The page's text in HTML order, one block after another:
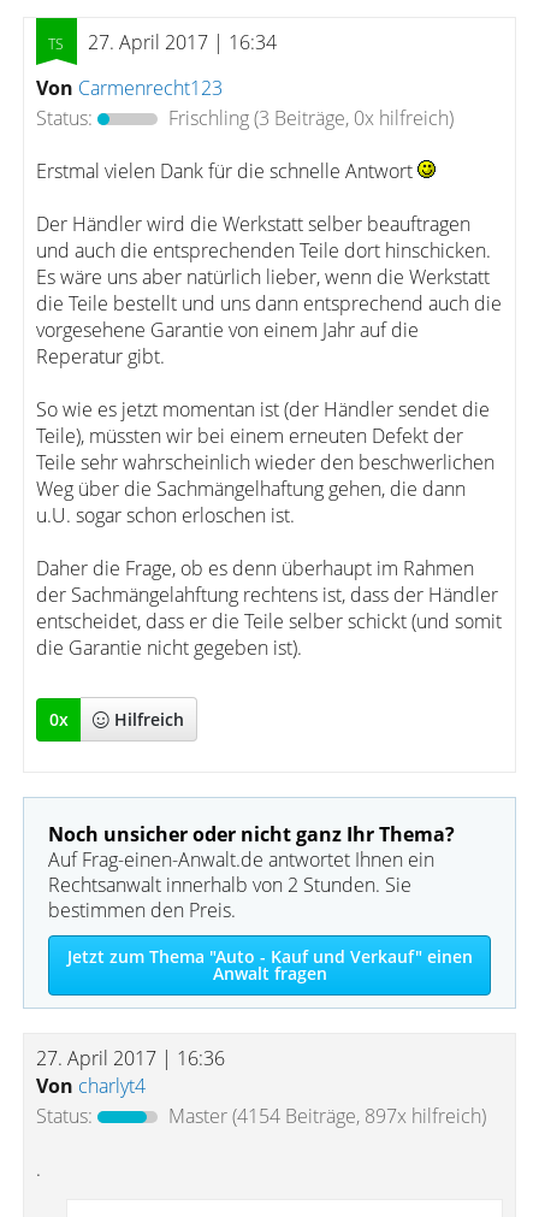
27. April 2017 | 16:34
Von Carmenrecht123
Status:
Frischling(3 Beiträge, 0x hilfreich)
Erstmal vielen Dank für die schnelle Antwort
Der Händler wird die Werkstatt selber beauftragen
und auch die entsprechenden Teile dort hinschicken.
Es wäre uns aber natürlich lieber, wenn die Werkstatt
die Teile bestellt und uns dann entsprechend auch die
vorgesehene Garantie von einem Jahr auf die
Reperatur gibt.
So wie es jetzt momentan ist (der Händler sendet die
Teile), müssten wir bei einem erneuten Defekt der
Teile sehr wahrscheinlich wieder den beschwerlichen
Weg über die Sachmängelhaftung gehen, die dann
u.U. sogar schon erloschen ist.
Daher die Frage, ob es denn überhaupt im Rahmen
der Sachmängelahftung rechtens ist, dass der Händler
entscheidet, dass er die Teile selber schickt (und somit
die Garantie nicht gegeben ist).
0x Hilfreich
Noch unsicher oder nicht ganz Ihr Thema?
Auf Frag-einen-Anwalt.de antwortet Ihnen ein
Rechtsanwalt innerhalb von 2 Stunden. Sie
bestimmen den Preis.
Jetzt zum Thema "Auto - Kauf und Verkauf" einen
Anwalt fragen
27. April 2017 | 16:36
Von charlyt4
Status:
Master(4154 Beiträge, 897x hilfreich)
.